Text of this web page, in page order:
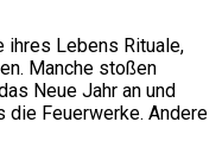
ihres Lebens Rituale,
Manche stoßen
Neue Jahr an und
die Feuerwerke. Andere